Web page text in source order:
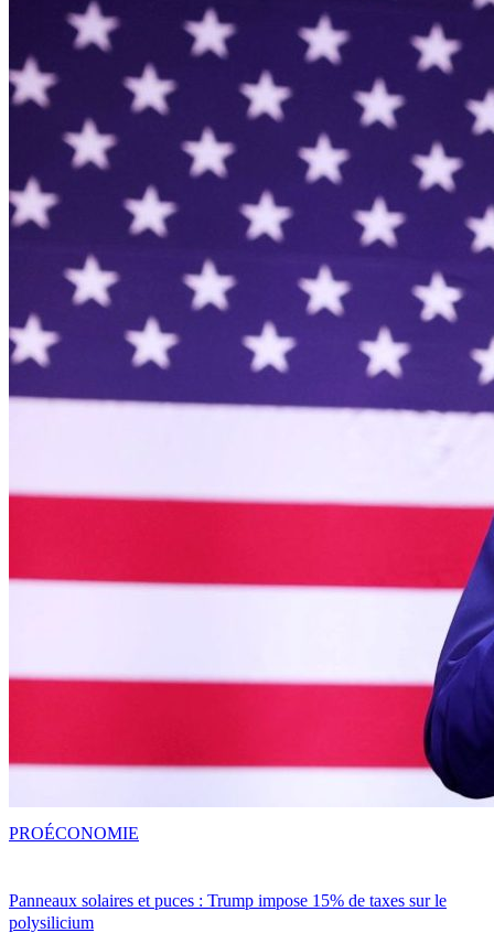
Panneaux solaires et puces : Trump impose 15% de taxes sur le
polysilicium
PROÉCONOMIE